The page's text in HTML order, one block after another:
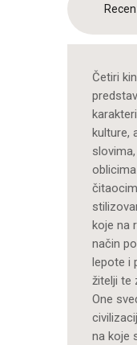
Četiri
kulture,
koje na
način
lepote i
žitelji te
One
na koje